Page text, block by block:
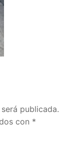
publicada.
con *